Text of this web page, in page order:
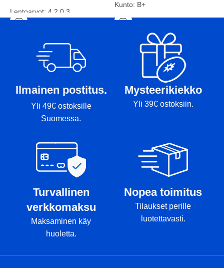
Lentoarvot: 4 2 0 3
Paino: 176g
Kunto: B+
Paino: 169g
Tussi: Pohja
Ilmainen postitus.
Yli 49€ ostoksille
Suomessa.
Mysteerikiekko
Yli 39€ ostoksiin.
Turvallinen
verkkomaksu
Maksaminen käy
huoletta.
Nopea toimitus
Tilaukset perille
luotettavasti.